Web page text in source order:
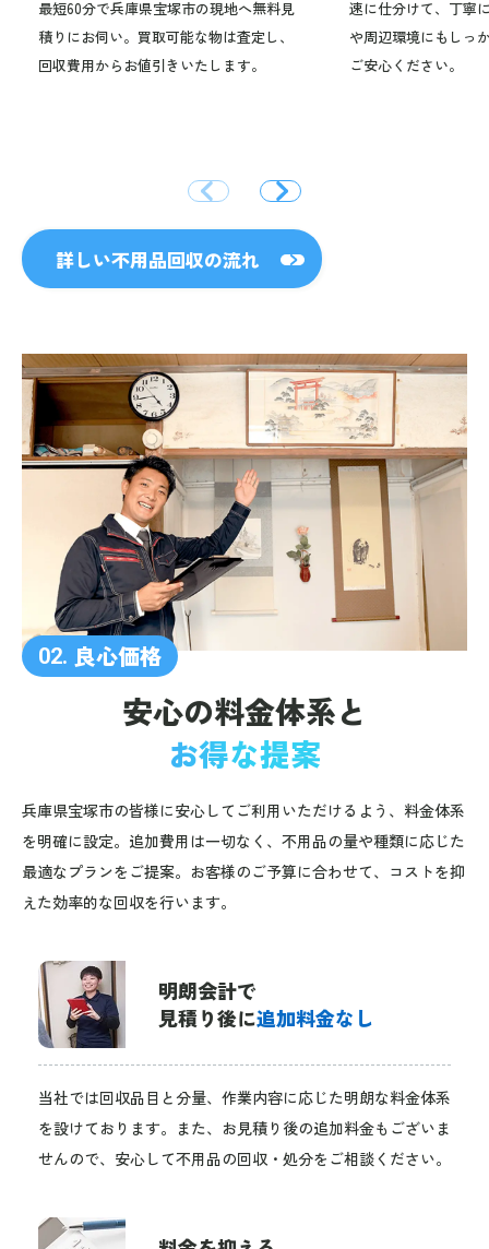
最短60分で兵庫県宝塚市の現地へ無料見
積りにお伺い。買取可能な物は査定し、
回収費用からお値引きいたします。
速に仕分けて、丁寧
や周辺環境にもしっ
ご安心ください。
詳しい不用品回収の流れ
02. 良心価格
安心の料金体系と
お得な提案
兵庫県宝塚市の皆様に安心してご利用いただけるよう、料金体系
を明確に設定。追加費用は一切なく、不用品の量や種類に応じた
最適なプランをご提案。お客様のご予算に合わせて、コストを抑
えた効率的な回収を行います。
明朗会計で
見積り後に追加料金なし
当社では回収品目と分量、作業内容に応じた明朗な料金体系
を設けております。また、お見積り後の追加料金もございま
せんので、安心して不用品の回収・処分をご相談ください。